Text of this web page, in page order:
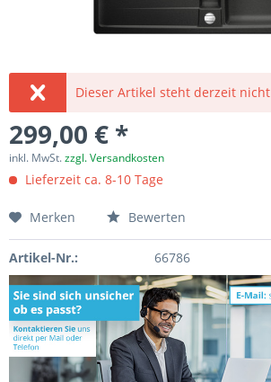
Dieser Artikel steht derzeit
299,00 € *
inkl. MwSt.zzgl. Versandkosten
Lieferzeit ca. 8-10 Tage
Merken Bewerten
Artikel-Nr.: 66786